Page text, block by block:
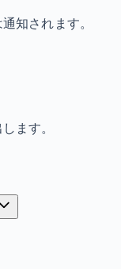
知されます。
ます。